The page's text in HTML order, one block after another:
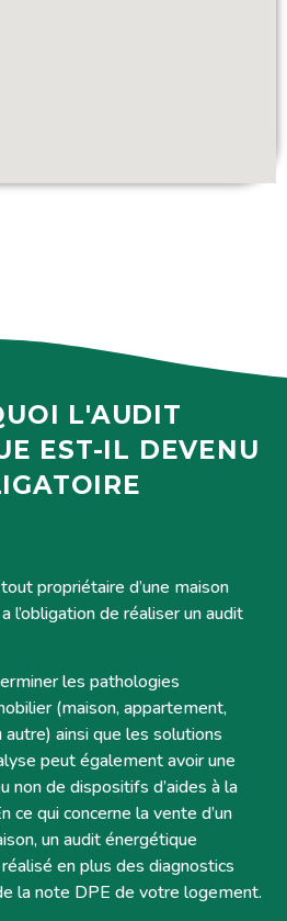
L'AUDIT
EST-IL DEVENU
propriétaire d’une maison
l’obligation de réaliser un audit
les pathologies
(maison, appartement,
ainsi que les solutions
peut également avoir une
non de dispositifs d’aides à la
ce qui concerne la vente d’un
un audit énergétique
en plus des diagnostics
la note DPE de votre logement.